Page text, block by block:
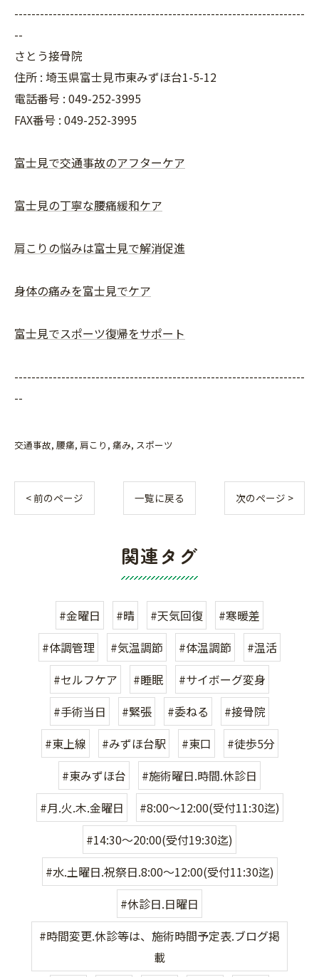
--------------------------------------------------------------------
--
さとう接骨院
住所 : 埼玉県富士見市東みずほ台1-5-12
電話番号 : 049-252-3995
FAX番号 : 049-252-3995
富士見で交通事故のアフターケア
富士見の丁寧な腰痛緩和ケア
肩こりの悩みは富士見で解消促進
身体の痛みを富士見でケア
富士見でスポーツ復帰をサポート
--------------------------------------------------------------------
--
交通事故 腰痛 肩こり 痛み スポーツ
< 前のページ 一覧に戻る 次のページ >
関連タグ
#金曜日 #晴 #天気回復
#寒暖差
#体調管理
#気温調節 #体温調節
#温活
#セルフケア
#睡眠
#サイボーグ変身
#手術当日
#緊張 #委ねる
#接骨院
#東上線
#みずほ台駅 #東口
#徒歩5分
#東みずほ台
#施術曜日.時間.休診日
#月.火.木.金曜日
#8:00〜12:00(受付11:30迄)
#14:30〜20:00(受付19:30迄)
#水.土曜日.祝祭日.8:00〜12:00(受付11:30迄)
#休診日.日曜日
#時間変更.休診等は、施術時間予定表.ブログ掲
載